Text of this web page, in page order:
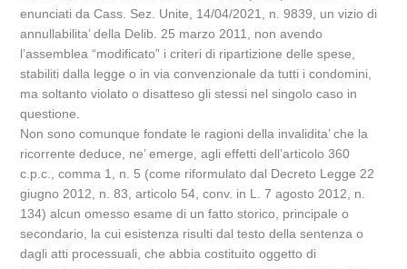
enunciati da Cass. Sez. Unite, 14/04/2021, n. 9839, un vizio di
annullabilita’ della Delib. 25 marzo 2011, non avendo
l’assemblea “modificato” i criteri di ripartizione delle spese,
stabiliti dalla legge o in via convenzionale da tutti i condomini,
ma soltanto violato o disatteso gli stessi nel singolo caso in
questione.
Non sono comunque fondate le ragioni della invalidita’ che la
ricorrente deduce, ne’ emerge, agli effetti dell’articolo 360
c.p.c., comma 1, n. 5 (come riformulato dal Decreto Legge 22
giugno 2012, n. 83, articolo 54, conv. in L. 7 agosto 2012, n.
134) alcun omesso esame di un fatto storico, principale o
secondario, la cui esistenza risulti dal testo della sentenza o
dagli atti processuali, che abbia costituito oggetto di